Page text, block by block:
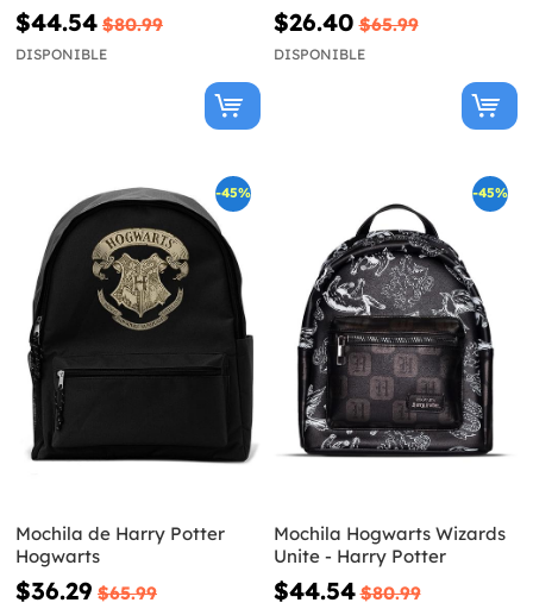
$44.54 $80.99
DISPONIBLE
$26.40 $65.99
DISPONIBLE
-45%
Mochila de Harry Potter
Hogwarts
$36.29 $65.99
-45%
Mochila Hogwarts Wizards
Unite - Harry Potter
$44.54 $80.99